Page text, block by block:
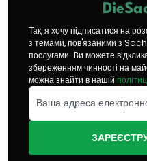
Так, я хочу підписатися на
з темами, пов'язаними з
послугами. Ви можете
збереженням чинності на
можна знайти в нашій